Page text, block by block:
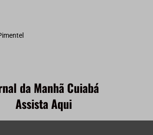
da Manhã Cuiabá
Assista Aqui